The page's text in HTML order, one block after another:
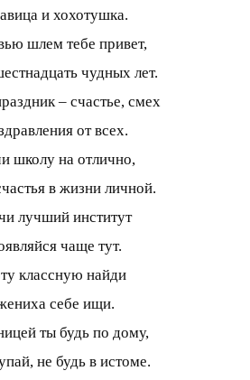
и хохотушка.
шлем тебе привет,
чудных лет.
– счастье, смех
от всех.
школу на отлично,
в жизни личной.
лучший институт
чаще тут.
классную найди
себе ищи.
ты будь по дому,
не будь в истоме.